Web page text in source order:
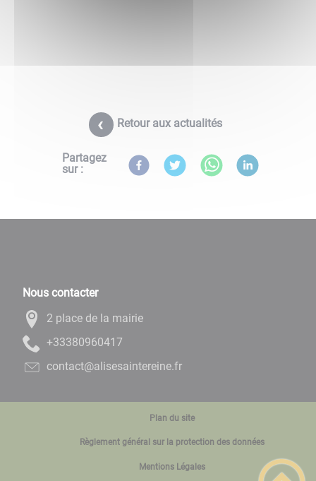
Retour aux actualités
Partagez
sur :
Nous contacter
2 place de la mairie
71406908333+
rf.enieretniasesila@tcatnoc
Plan du site
Règlement général sur la protection des données
Mentions Légales